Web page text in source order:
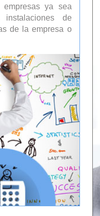
ya sea
de
de la empresa o